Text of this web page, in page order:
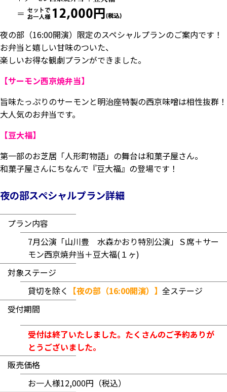
夜の部（16:00開演）限定のスペシャルプランのご案内です！
お弁当と嬉しい甘味のついた、
楽しいお得な観劇プランができました。
【サーモン西京焼弁当】
旨味たっぷりのサーモンと明治座特製の西京味噌は相性抜群！
大人気のお弁当です。
【豆大福】
第一部のお芝居「人形町物語」の舞台は和菓子屋さん。
和菓子屋さんにちなんで『豆大福』の登場です！
夜の部スペシャルプラン詳細
プラン内容
7月公演「山川豊 水森かおり特別公演」Ｓ席＋サー
モン西京焼弁当＋豆大福(１ヶ)
対象ステージ
貸切を除く 【夜の部（16:00開演）】 全ステージ
受付期間
受付は終了いたしました。たくさんのご予約ありが
とうございました。
販売価格
お一人様12,000円 （税込）